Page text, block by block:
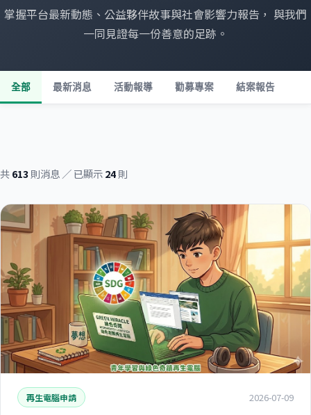
掌握平台最新動態、公益夥伴故事與社會影響力報告， 與我們
一同見證每一份善意的足跡。
全部 最新消息 活動報導 勸募專案 結案報告
共613則消息 ／ 已顯示24則
再生電腦申請 2026-07-09